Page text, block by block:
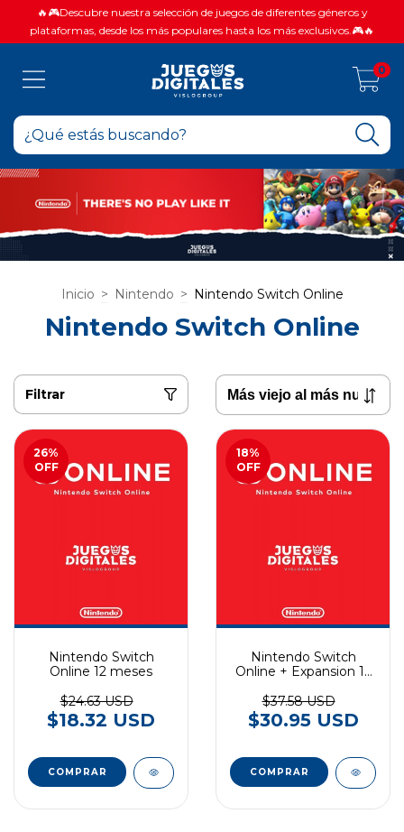
🔥🎮Descubre nuestra selección de juegos de diferentes géneros y
plataformas, desde los más populares hasta los más exclusivos.🎮🔥
0
Inicio > Nintendo > Nintendo Switch Online
Nintendo Switch Online
Filtrar
26%
OFF
Nintendo Switch
Online 12 meses
$24.63 USD
$18.32 USD
COMPRAR
18%
OFF
Nintendo Switch
Online + Expansion 12
$37.58 USD
$30.95 USD
COMPRAR